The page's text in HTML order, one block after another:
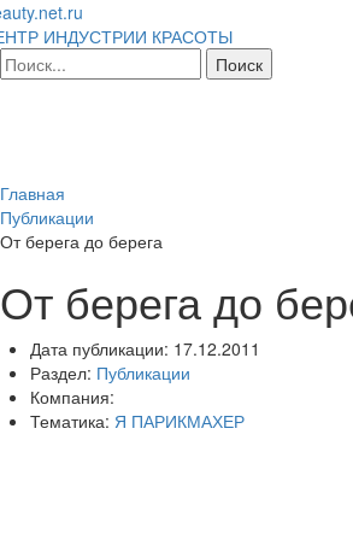
ИНДУСТРИИ КРАСОТЫ
Главная
Публикации
От берега до берега
От берега до
Дата публикации: 17.12.2011
Раздел: Публикации
Компания:
Тематика: Я ПАРИКМАХЕР